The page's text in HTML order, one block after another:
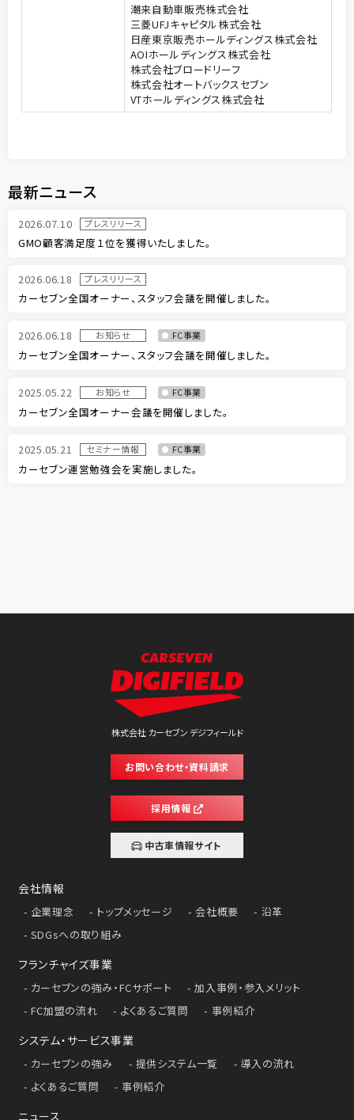
潮来自動車販売株式会社
三菱UFJキャピタル株式会社
日産東京販売ホールディングス株式会社
AOIホールディングス株式会社
株式会社ブロードリーフ
株式会社オートバックスセブン
VTホールディングス株式会社
最新ニュース
2026.07.10 プレスリリース
GMO顧客満足度１位を獲得いたしました。
2026.06.18 プレスリリース
カーセブン全国オーナー、スタッフ会議を開催しました。
2026.06.18 お知らせ FC事業
カーセブン全国オーナー、スタッフ会議を開催しました。
2025.05.22 お知らせ FC事業
カーセブン全国オーナー会議を開催しました。
2025.05.21 セミナー情報 FC事業
カーセブン運営勉強会を実施しました。
株式会社 カーセブン デジフィールド
お問い合わせ・資料請求
採用情報
中古車情報サイト
会社情報
企業理念 トップメッセージ 会社概要
沿革
SDGsへの取り組み
フランチャイズ事業
カーセブンの強み・FCサポート
加入事例・参入メリット
FC加盟の流れ
よくあるご質問 事例紹介
システム・サービス事業
カーセブンの強み 提供システム一覧
導入の流れ
よくあるご質問
事例紹介
ニュース